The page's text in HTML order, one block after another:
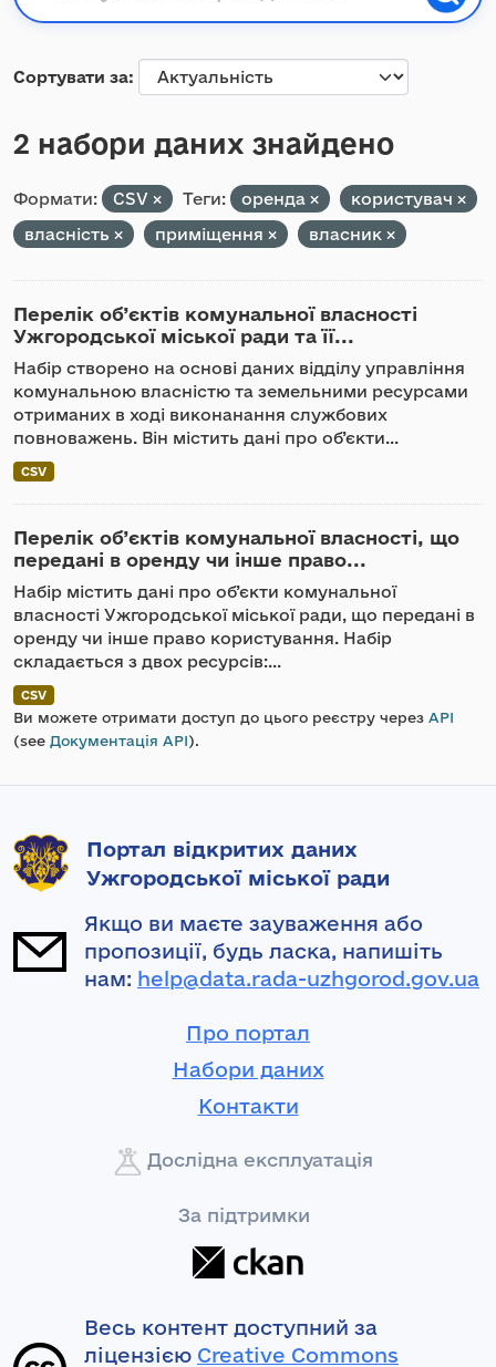
Сортувати за
2 набори даних знайдено
Формати: CSV Теги: оренда
користувач
власність
приміщення власник
Перелік об’єктів комунальної власності
Ужгородської міської ради та її...
Набір створено на основі даних відділу управління
комунальною власністю та земельними ресурсами
отриманих в ході виконанання службових
повноважень. Він містить дані про об’єкти...
CSV
Перелік об’єктів комунальної власності, що
передані в оренду чи інше право...
Набір містить дані про об’єкти комунальної
власності Ужгородської міської ради, що передані в
оренду чи інше право користування. Набір
складається з двох ресурсів:...
CSV
Ви можете отримати доступ до цього реєстру через API
(see Документація API).
Портал відкритих даних
Ужгородської міської ради
Якщо ви маєте зауваження або
пропозиції, будь ласка, напишіть
нам: help@data.rada-uzhgorod.gov.ua
Про портал
Набори даних
Контакти
Дослідна експлуатація
За підтримки
Весь контент доступний за
ліцензією Creative Commons